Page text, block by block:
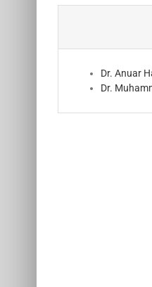
Dr. Anuar
Dr.